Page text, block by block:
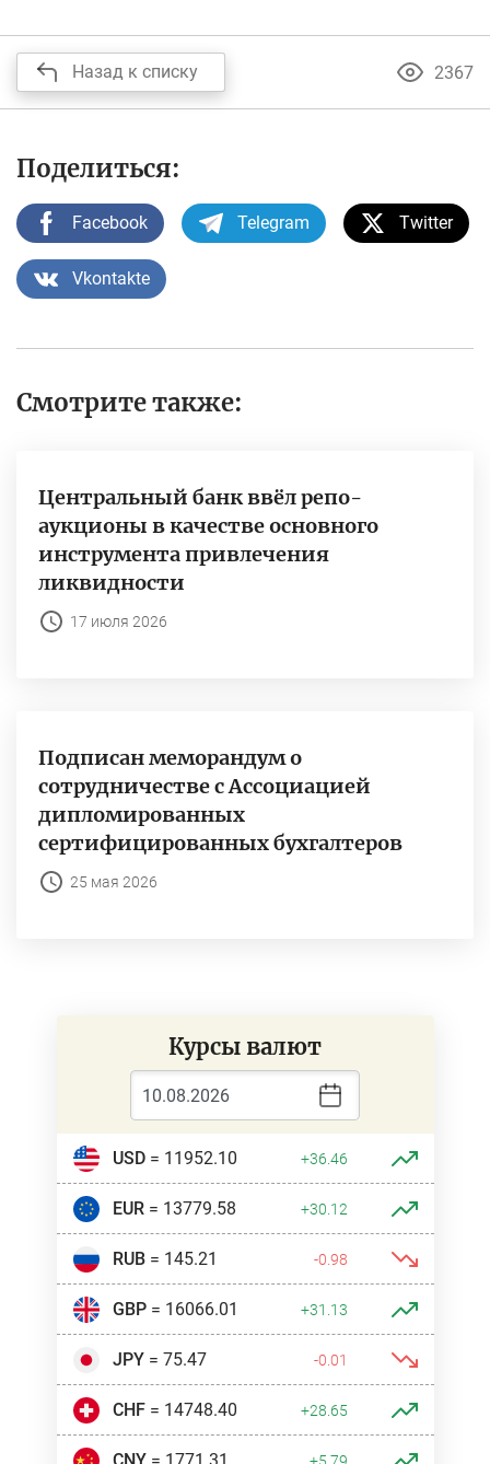
Назад к списку 2367
Поделиться:
Facebook Telegram Twitter
Vkontakte
Смотрите также:
Центральный банк ввёл репо-
аукционы в качестве основного
инструмента привлечения
ликвидности
17 июля 2026
Подписан меморандум о
сотрудничестве с Ассоциацией
дипломированных
сертифицированных бухгалтеров
25 мая 2026
Курсы валют
USD= 11952.10 +36.46
EUR= 13779.58 +30.12
RUB= 145.21 -0.98
GBP= 16066.01 +31.13
JPY= 75.47 -0.01
CHF= 14748.40 +28.65